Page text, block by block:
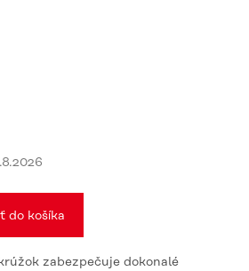
do košíka
zabezpečuje dokonalé